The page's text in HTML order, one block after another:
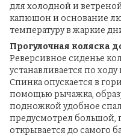
для холодной и
капюшон и основание
температуру в жаркие
Прогулочная коляска
Реверсивное сиденье
устанавливается по
Спинка опускается в
помощью рычажка,
подножкой удобное
предусмотрел
открывается до самого